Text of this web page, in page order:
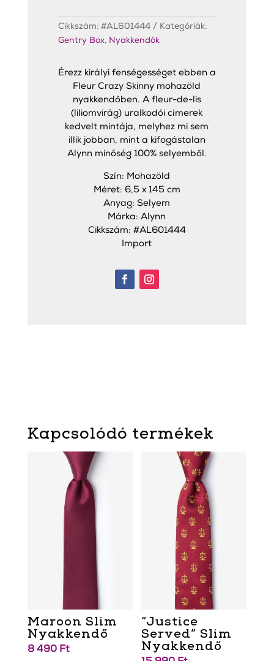
Cikkszám: #AL601444
Kategóriák:
Gentry Box, Nyakkendők
Érezz királyi fenségességet ebben a
Fleur Crazy Skinny mohazöld
nyakkendőben. A fleur-de-lis
(liliomvirág) uralkodói címerek
kedvelt mintája, melyhez mi sem
illik jobban, mint a kifogástalan
Alynn minőség 100% selyemből.
Szín: Mohazöld
Méret: 6,5 x 145 cm
Anyag: Selyem
Márka: Alynn
Cikkszám: #AL601444
Import
Kapcsolódó termékek
Maroon Slim
Nyakkendő
8 490 Ft
“Justice
Served” Slim
Nyakkendő